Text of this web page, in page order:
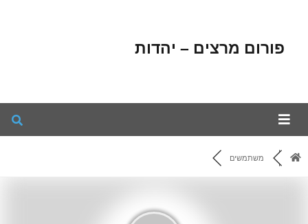
פורום מרצים – יהדות
משתמשים